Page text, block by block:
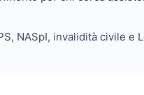
NASpI, invalidità civile e